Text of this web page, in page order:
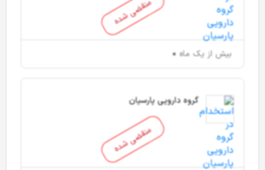
منقضی شده
بیش از یک ماه
منقضی شده
گروه دارویی پارسیان